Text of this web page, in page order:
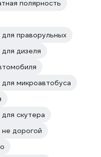
полярность
праворульных
дизеля
микроавтобуса
скутера
дорогой